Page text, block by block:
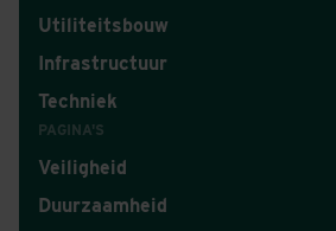
Utiliteitsbouw
Infrastructuur
Techniek
PAGINA'S
Veiligheid
Duurzaamheid